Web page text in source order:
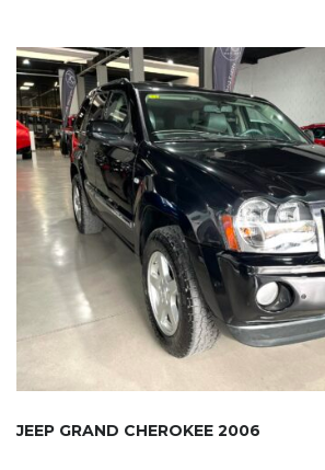
JEEP GRAND CHEROKEE 2006